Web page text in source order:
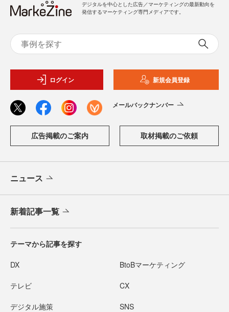
デジタルを中心とした広告／マーケティングの最新動向を
発信するマーケティング専門メディアです。
ログイン 新規会員登録
メールバックナンバー
広告掲載のご案内 取材掲載のご依頼
ニュース
新着記事一覧
テーマから記事を探す
DX BtoBマーケティング
テレビ CX
デジタル施策 SNS